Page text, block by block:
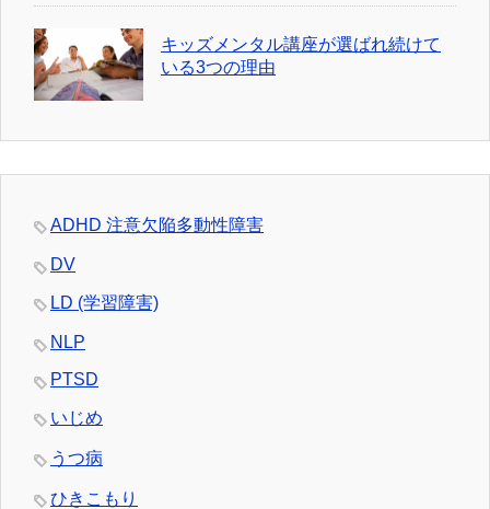
キッズメンタル講座が選ばれ続けて
いる3つの理由
ADHD 注意欠陥多動性障害
DV
LD (学習障害)
NLP
PTSD
いじめ
うつ病
ひきこもり